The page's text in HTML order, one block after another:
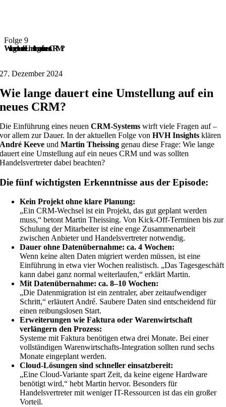
Folge 9
Wie lange dauert eine Umstellung auf ein neues CRM?
27. Dezember 2024
Wie lange dauert eine Umstellung auf ein
neues CRM?
Die Einführung eines neuenCRM-Systems wirft viele Fragen auf –
vor allem zur Dauer. In der aktuellen Folge vonHVH Insights klären
André Keeve undMartin Theissing genau diese Frage: Wie lange
dauert eine Umstellung auf ein neues CRM und was sollten
Handelsvertreter dabei beachten?
Die fünf wichtigsten Erkenntnisse aus der Episode:
Kein Projekt ohne klare Planung:
„Ein CRM-Wechsel ist ein Projekt, das gut geplant werden
muss,“ betont Martin Theissing. Von Kick-Off-Terminen bis zur
Schulung der Mitarbeiter ist eine enge Zusammenarbeit
zwischen Anbieter und Handelsvertreter notwendig.
Dauer ohne Datenübernahme: ca. 4 Wochen:
Wenn keine alten Daten migriert werden müssen, ist eine
Einführung in etwa vier Wochen realistisch. „Das Tagesgeschäft
kann dabei ganz normal weiterlaufen,“ erklärt Martin.
Mit Datenübernahme: ca. 8–10 Wochen:
„Die Datenmigration ist ein zentraler, aber zeitaufwendiger
Schritt,“ erläutert André. Saubere Daten sind entscheidend für
einen reibungslosen Start.
Erweiterungen wie Faktura oder Warenwirtschaft
verlängern den Prozess:
Systeme mit Faktura benötigen etwa drei Monate. Bei einer
vollständigen Warenwirtschafts-Integration sollten rund sechs
Monate eingeplant werden.
Cloud-Lösungen sind schneller einsatzbereit:
„Eine Cloud-Variante spart Zeit, da keine eigene Hardware
benötigt wird,“ hebt Martin hervor. Besonders für
Handelsvertreter mit weniger IT-Ressourcen ist das ein großer
Vorteil.